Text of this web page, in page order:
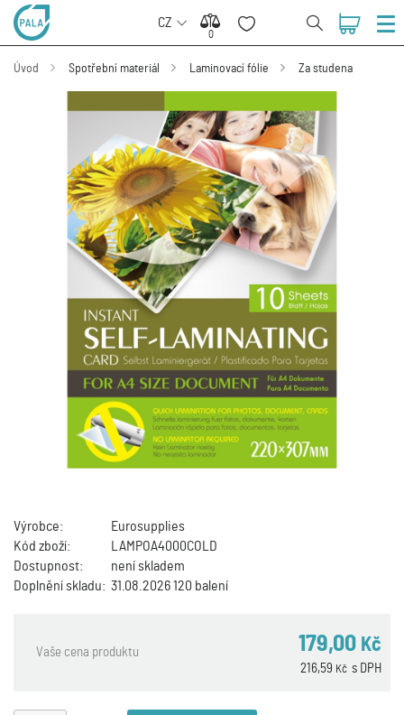
CZ
0
0
Úvod Spotřební materiál Laminovací fólie Za studena
Výrobce:
Eurosupplies
Kód zboží:
LAMPOA4000COLD
Dostupnost:
není skladem
Doplnění skladu: 31.08.2026 120 balení
Vaše cena produktu 179,00 Kč
s DPH
216,59 Kč